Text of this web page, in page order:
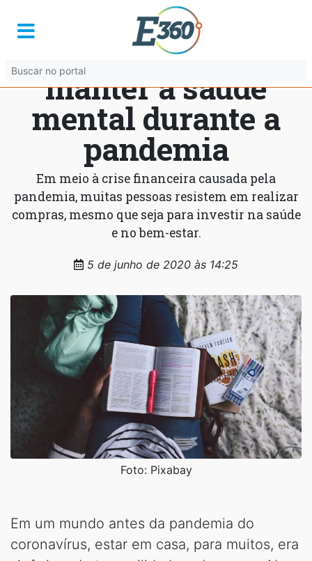
Clubes de
descontos ajudam
manter a saúde
mental durante a
pandemia
Em meio à crise financeira causada pela
pandemia, muitas pessoas resistem em realizar
compras, mesmo que seja para investir na saúde
e no bem-estar.
5 de junho de 2020 às 14:25
Foto: Pixabay
Em um mundo antes da pandemia do
coronavírus, estar em casa, para muitos, era